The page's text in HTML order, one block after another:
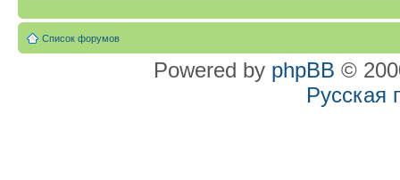
Список форумов
Powered by phpBB ©
Русская